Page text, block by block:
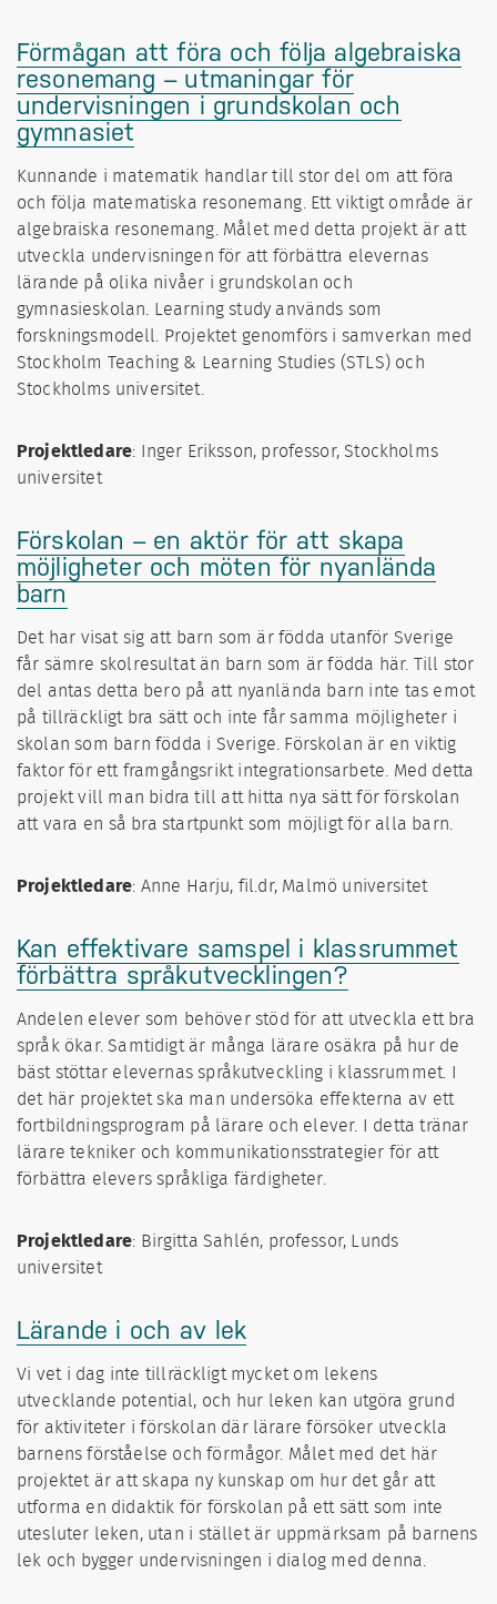
Förmågan att föra och följa algebraiska
resonemang – utmaningar för
undervisningen i grundskolan och
gymnasiet
Kunnande i matematik handlar till stor del om att föra
och följa matematiska resonemang. Ett viktigt område är
algebraiska resonemang. Målet med detta projekt är att
utveckla undervisningen för att förbättra elevernas
lärande på olika nivåer i grundskolan och
gymnasieskolan. Learning study används som
forskningsmodell. Projektet genomförs i samverkan med
Stockholm Teaching & Learning Studies (STLS) och
Stockholms universitet.
Projektledare: Inger Eriksson, professor, Stockholms
universitet
Förskolan – en aktör för att skapa
möjligheter och möten för nyanlända
barn
Det har visat sig att barn som är födda utanför Sverige
får sämre skolresultat än barn som är födda här. Till stor
del antas detta bero på att nyanlända barn inte tas emot
på tillräckligt bra sätt och inte får samma möjligheter i
skolan som barn födda i Sverige. Förskolan är en viktig
faktor för ett framgångsrikt integrationsarbete. Med detta
projekt vill man bidra till att hitta nya sätt för förskolan
att vara en så bra startpunkt som möjligt för alla barn.
Projektledare: Anne Harju, fil.dr, Malmö universitet
Kan effektivare samspel i klassrummet
förbättra språkutvecklingen?
Andelen elever som behöver stöd för att utveckla ett bra
språk ökar. Samtidigt är många lärare osäkra på hur de
bäst stöttar elevernas språkutveckling i klassrummet. I
det här projektet ska man undersöka effekterna av ett
fortbildningsprogram på lärare och elever. I detta tränar
lärare tekniker och kommunikationsstrategier för att
förbättra elevers språkliga färdigheter.
Projektledare: Birgitta Sahlén, professor, Lunds
universitet
Lärande i och av lek
Vi vet i dag inte tillräckligt mycket om lekens
utvecklande potential, och hur leken kan utgöra grund
för aktiviteter i förskolan där lärare försöker utveckla
barnens förståelse och förmågor. Målet med det här
projektet är att skapa ny kunskap om hur det går att
utforma en didaktik för förskolan på ett sätt som inte
utesluter leken, utan i stället är uppmärksam på barnens
lek och bygger undervisningen i dialog med denna.